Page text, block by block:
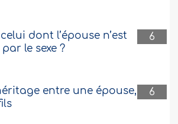
6
dont l’épouse n’est
le sexe ?
6
entre une épouse,